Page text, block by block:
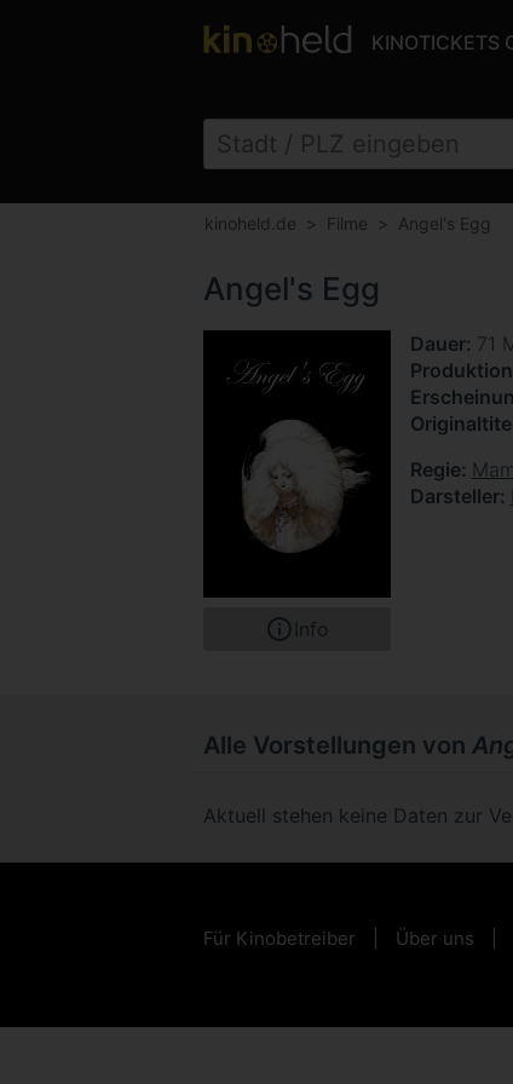
KINOTICKETS
kinoheld.de Filme Angel's Egg
Angel's Egg
Info
Dauer 71
Produktion
Regie
Darsteller
Alle Vorstellungen von
Aktuell stehen keine Daten zur
Für Kinobetreiber Über uns